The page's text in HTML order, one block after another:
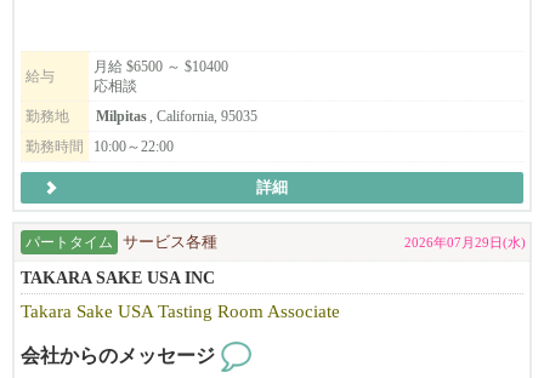
候補者の方のキャリアアップとして、将来的に次のステージを目
指せるような
会社を目指しています。
◆月給レンジ$6500~$10400
＊ポジションによりますが、規定範囲内での残業代込みで
昇給して店舗責任者のGMになれば年収で120k以上+ボーナスに
なります。
給与
月給 $6500 ～ $10400
応相談
勤務地
Milpitas, California, 95035
勤務時間
10:00～22:00
詳細
パートタイム サービス各種 2026年07月29日(水)
TAKARA SAKE USA INC
Takara Sake USA Tasting Room Associate
会社からのメッセージ